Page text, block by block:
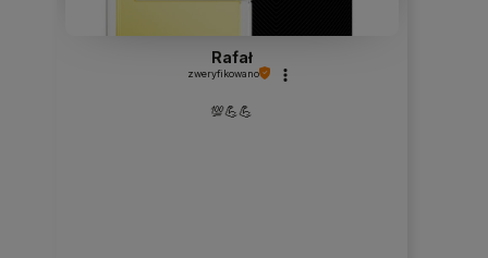
Rafał
zweryfikowano
💯💪💪